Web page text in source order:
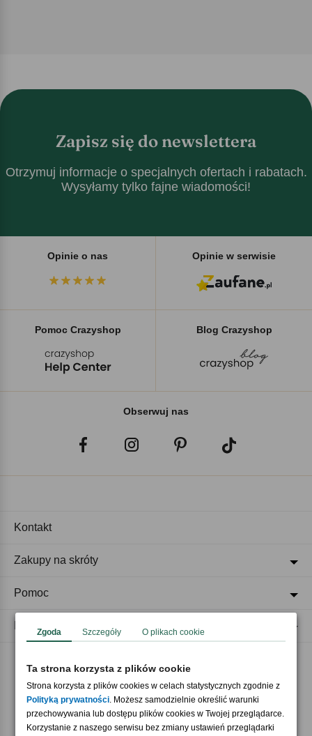
Zapisz się do newslettera
Otrzymuj informacje o specjalnych ofertach i rabatach.
Wysyłamy tylko fajne wiadomości!
Opinie o nas Opinie w serwisie
Pomoc Crazyshop Blog Crazyshop
Obserwuj nas
Akceptujemy płatności
Kontakt
Zakupy na skróty
Pomoc
Zgoda Szczegóły O plikach cookie
Ta strona korzysta z plików cookie
Strona korzysta z plików cookies w celach statystycznych zgodnie z
Polityką prywatności. Możesz samodzielnie określić warunki
przechowywania lub dostępu plików cookies w Twojej przeglądarce.
Korzystanie z naszego serwisu bez zmiany ustawień przeglądarki